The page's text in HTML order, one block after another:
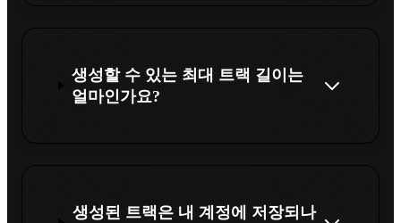
생성할 수 있는 최대 트랙 길이는
얼마인가요?
생성된 트랙은 내 계정에 저장되나